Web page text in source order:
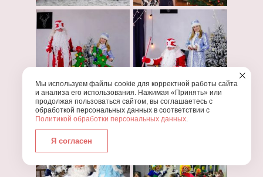
Мы используем файлы cookie для корректной работы сайта
и анализа его использования. Нажимая «Принять» или
продолжая пользоваться сайтом, вы соглашаетесь с
обработкой персональных данных в соответствии с
Политикой обработки персональных данных.
Я согласен